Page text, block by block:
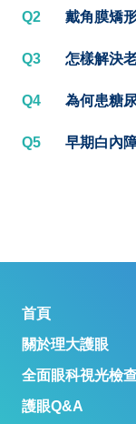
Q2 戴角膜矯
Q3 怎樣解決
Q4 為何患糖
Q5 早期白內
首頁
關於理大護眼
全面眼科視光檢
護眼Q&A